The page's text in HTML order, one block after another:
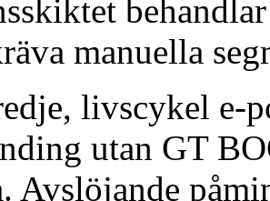
manuella
livscykel e-
utan GT
Avslöjande